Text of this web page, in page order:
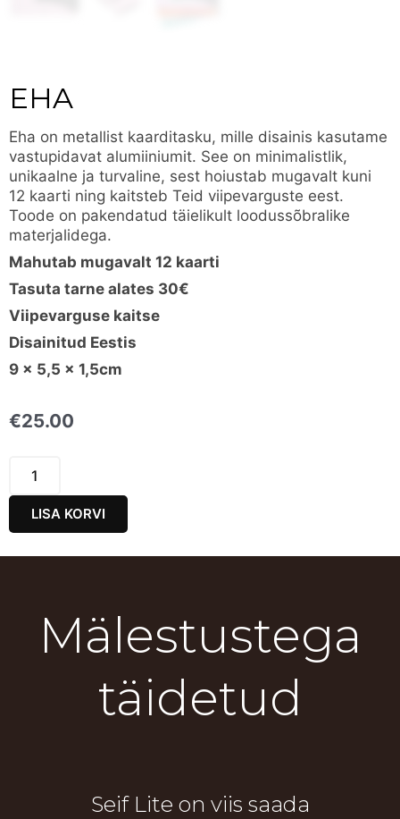
EHA
Eha on metallist kaarditasku, mille disainis kasutame
vastupidavat alumiiniumit. See on minimalistlik,
unikaalne ja turvaline, sest hoiustab mugavalt kuni
12 kaarti ning kaitsteb Teid viipevarguste eest.
Toode on pakendatud täielikult loodussõbralike
materjalidega.
Mahutab mugavalt 12 kaarti
Tasuta tarne alates 30€
Viipevarguse kaitse
Disainitud Eestis
9 x 5,5 x 1,5cm
€25.00
LISA KORVI
Mälestustega
täidetud
Seif Lite on viis saada